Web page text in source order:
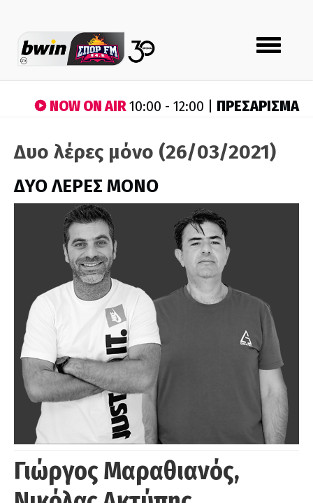
Toggle
navigation
NOW ON AIR10:00 - 12:00 | ΠΡΕΣΑΡΙΣΜΑ
Δυο λέρες μόνο (26/03/2021)
ΔΥΟ ΛΕΡΕΣ ΜΟΝΟ
Γιώργος Μαραθιανός,